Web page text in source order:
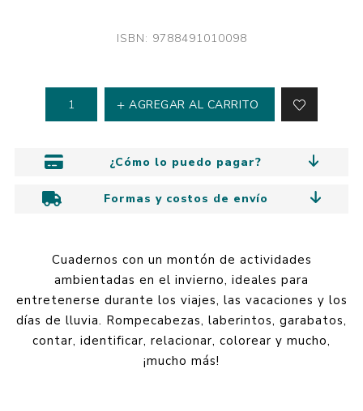
ISBN: 9788491010098
AGREGAR AL CARRITO
¿Cómo lo puedo pagar?
Formas y costos de envío
Cuadernos con un montón de actividades
ambientadas en el invierno, ideales para
entretenerse durante los viajes, las vacaciones y los
días de lluvia. Rompecabezas, laberintos, garabatos,
contar, identificar, relacionar, colorear y mucho,
¡mucho más!